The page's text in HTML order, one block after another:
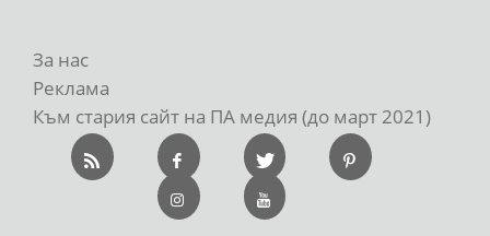
За нас
Реклама
Към стария сайт на ПА медия (до март 2021)